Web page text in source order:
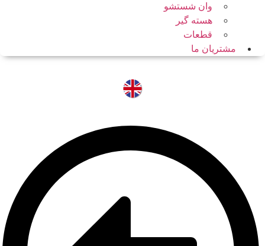
وان شستشو
هسته گیر
قطعات
مشتریان ما